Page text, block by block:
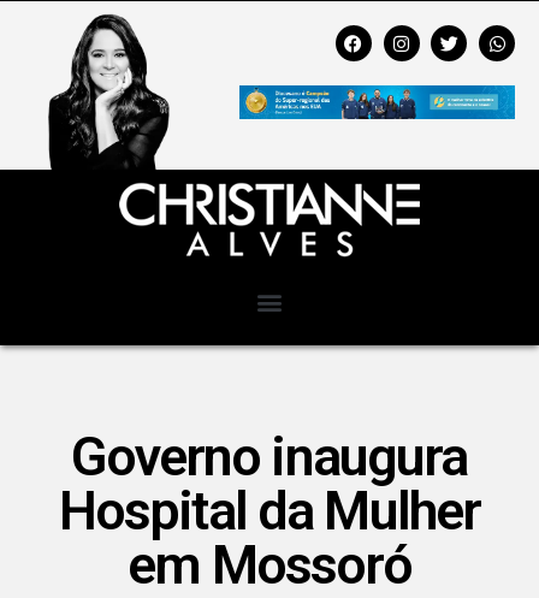
Governo inaugura
Hospital da Mulher
em Mossoró